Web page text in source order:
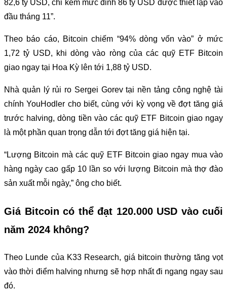
82,6 tỷ USD, chỉ kém mức đỉnh 86 tỷ USD được thiết lập vào
đầu tháng 11”.
Theo báo cáo, Bitcoin chiếm “94% dòng vốn vào” ở mức
1,72 tỷ USD, khi dòng vào ròng của các quỹ ETF Bitcoin
giao ngay tại Hoa Kỳ lên tới 1,88 tỷ USD.
Nhà quản lý rủi ro Sergei Gorev tại nền tảng công nghệ tài
chính YouHodler cho biết, cùng với kỳ vọng về đợt tăng giá
trước halving, dòng tiền vào các quỹ ETF Bitcoin giao ngay
là một phần quan trọng dẫn tới đợt tăng giá hiện tại.
“Lượng Bitcoin mà các quỹ ETF Bitcoin giao ngay mua vào
hàng ngày cao gấp 10 lần so với lượng Bitcoin mà thợ đào
sản xuất mỗi ngày,” ông cho biết.
Giá Bitcoin có thể đạt 120.000 USD vào cuối
năm 2024 không?
Theo Lunde của K33 Research, giá bitcoin thường tăng vọt
vào thời điểm halving nhưng sẽ hợp nhất đi ngang ngay sau
đó.